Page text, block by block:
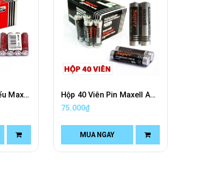
Hộp 40 Viên Pin Tiểu Maxell AA Chính Hãng
Hộp 40 Viên Pin Maxell AAA Chính Hãng
75.000₫
MUA NGAY